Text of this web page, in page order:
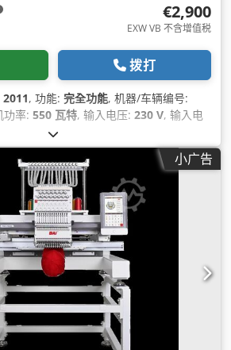
€2,900
EXW VB 不含增值税
拨打
2011, 功能: 完全功能, 机器/车辆编号:
功率: 550 瓦特, 输入电压: 230 V, 输入电
, 压缩空气连接:
小广告